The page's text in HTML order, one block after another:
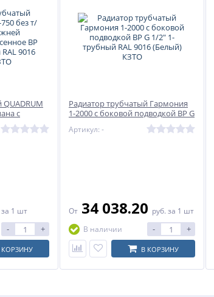
8 секций
ПГ110008
с
9016
за 1 шт
- +
КОРЗИНУ
Радиатор трубчатый Гармония
1-2000 с боковой подводкой ВР G
1/2" 1-трубный RAL 9016 (Белый)
КЗТО
Артикул: -
От 34 038.20 руб. за 1 шт
В наличии
- +
В КОРЗИНУ